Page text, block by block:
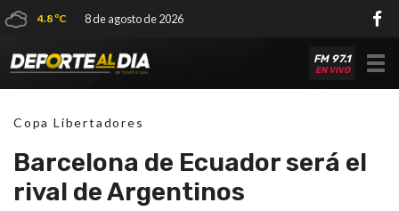
4.8 ºC 8 de agosto de 2026
FM 97.1
EN VIVO
Copa Libertadores
Barcelona de Ecuador será el
rival de Argentinos